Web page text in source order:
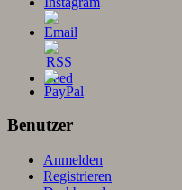
Benutzer
Anmelden
Registrieren